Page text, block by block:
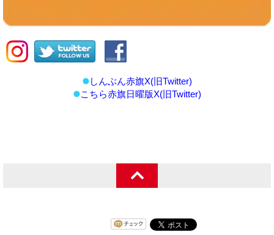
しんぶん赤旗X(旧Twitter)
こちら赤旗日曜版X(旧Twitter)